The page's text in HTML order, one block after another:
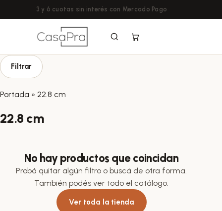
3 y 6 cuotas sin interés con Mercado Pago
Filtrar
Portada » 22.8 cm
22.8 cm
No hay productos que coincidan
Probá quitar algún filtro o buscá de otra forma.
También podés ver todo el catálogo.
Ver toda la tienda